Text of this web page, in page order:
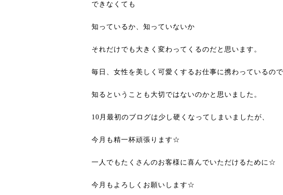
できなくても
知っているか、知っていないか
それだけでも大きく変わってくるのだと思います。
毎日、女性を美しく可愛くするお仕事に携わっているの
知るということも大切ではないのかと思いました。
10月最初のブログは少し硬くなってしまいましたが、
今月も精一杯頑張ります☆
一人でもたくさんのお客様に喜んでいただけるために☆
今月もよろしくお願いします☆